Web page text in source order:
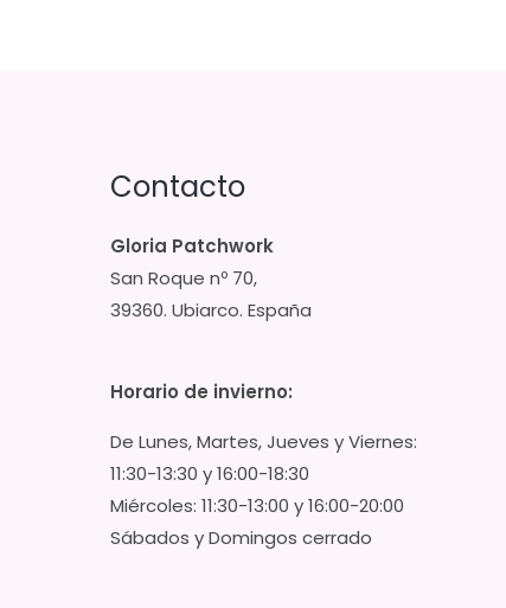
Contacto
Gloria Patchwork
San Roque nº 70,
39360. Ubiarco. España
Horario de invierno:
De Lunes, Martes, Jueves y Viernes:
11:30-13:30 y 16:00-18:30
Miércoles: 11:30-13:00 y 16:00-20:00
Sábados y Domingos cerrado